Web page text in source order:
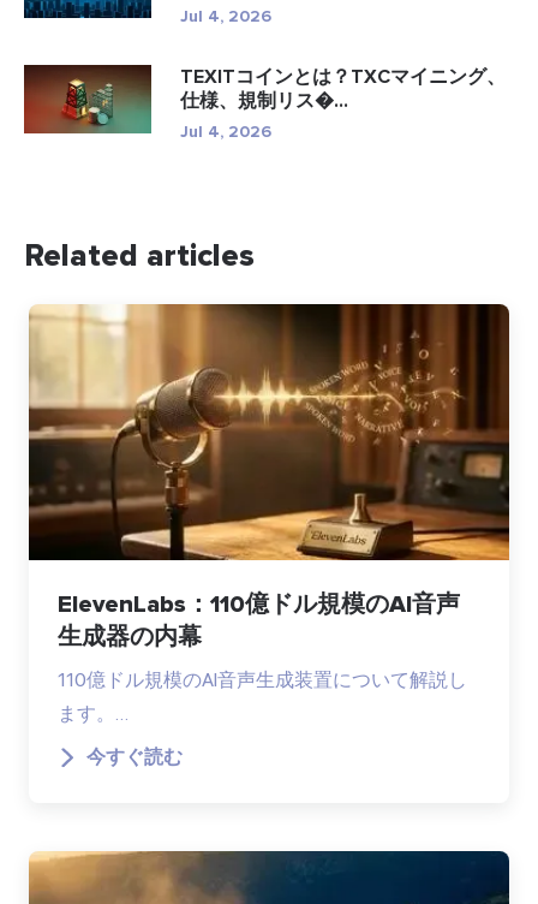
Jul 4, 2026
TEXITコインとは？TXCマイニング、
仕様、規制リス�...
Jul 4, 2026
Related articles
ElevenLabs：110億ドル規模のAI音声
生成器の内幕
110億ドル規模のAI音声生成装置について解説し
ます。…
今すぐ読む